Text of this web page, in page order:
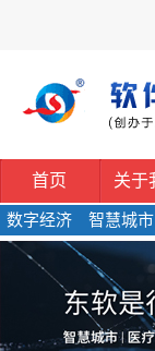
首页 关于
数字经济 智慧城市